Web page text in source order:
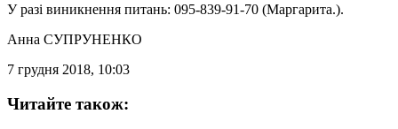
У разі виникнення питань: 095-839-91-70 (Маргарита.).
Анна СУПРУНЕНКО
7 грудня 2018, 10:03
Читайте також: